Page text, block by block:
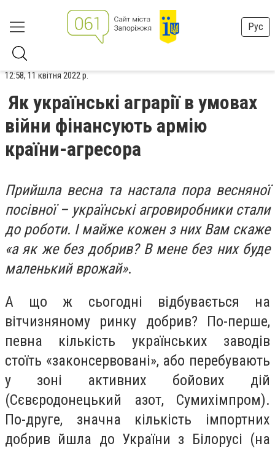
Рус
12:58, 11 квітня 2022 р.
Як українські аграрії в умовах
війни фінансують армію
країни-агресора
Прийшла весна та настала пора весняної
посівної – українські агровиробники стали
до роботи. І майже кожен з них Вам скаже
«а як же без добрив? В мене без них буде
маленький врожай».
А що ж сьогодні відбувається на
вітчизняному ринку добрив? По-перше,
певна кількість українських заводів
стоїть «законсервовані», або перебувають
у зоні активних бойових дій
(Сєвєродонецький азот, Сумихімпром).
По-друге, значна кількість імпортних
добрив йшла до України з Білорусі (на